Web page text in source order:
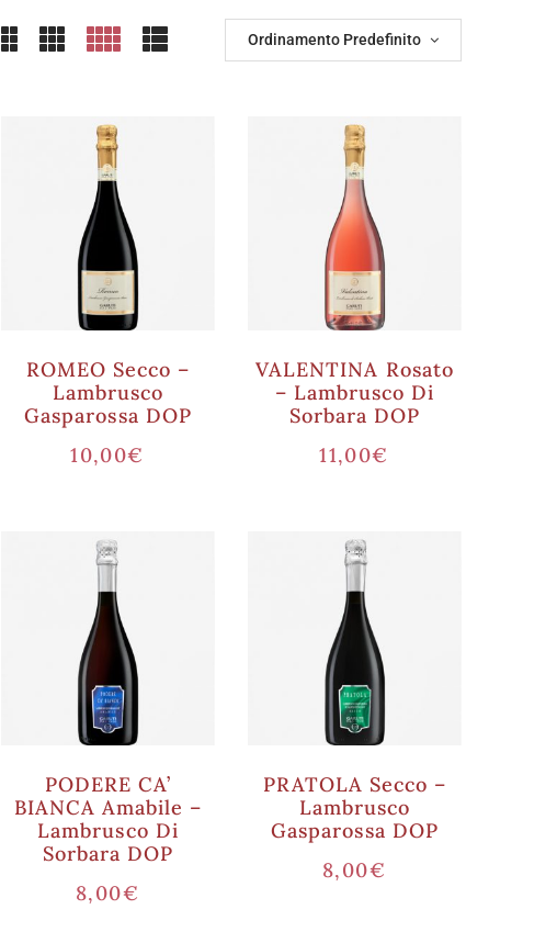
Ordinamento Predefinito
ROMEO Secco –
Lambrusco
Gasparossa DOP
10,00€
VALENTINA Rosato
– Lambrusco Di
Sorbara DOP
11,00€
PODERE CA’
BIANCA Amabile –
Lambrusco Di
Sorbara DOP
8,00€
PRATOLA Secco –
Lambrusco
Gasparossa DOP
8,00€